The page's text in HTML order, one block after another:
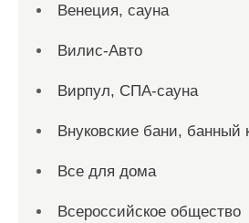
Венеция, сауна
Вилис-Авто
Вирпул, СПА-сауна
Внуковские бани, банный
Все для дома
Всероссийское общество